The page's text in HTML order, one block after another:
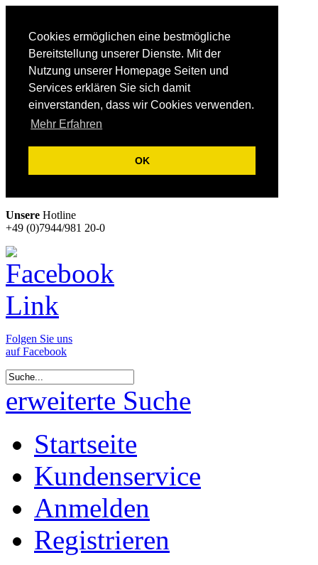
Cookies ermöglichen eine bestmögliche
Bereitstellung unserer Dienste. Mit der
Nutzung unserer Homepage Seiten und
Services erklären Sie sich damit
einverstanden, dass wir Cookies verwenden.
Mehr Erfahren
OK
Unsere Hotline
+49 (0)7944/981 20-0
Folgen Sie uns
auf Facebook
erweiterte Suche
Startseite
Kundenservice
Anmelden
Registrieren